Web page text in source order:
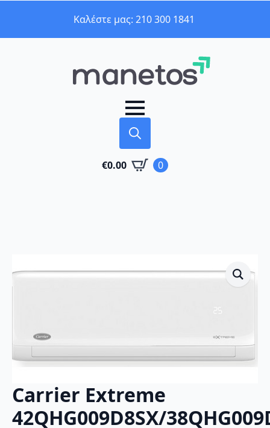
Καλέστε μας: 210 300 1841
for:
€0.00 0
Carrier Extreme
42QHG009D8SX/